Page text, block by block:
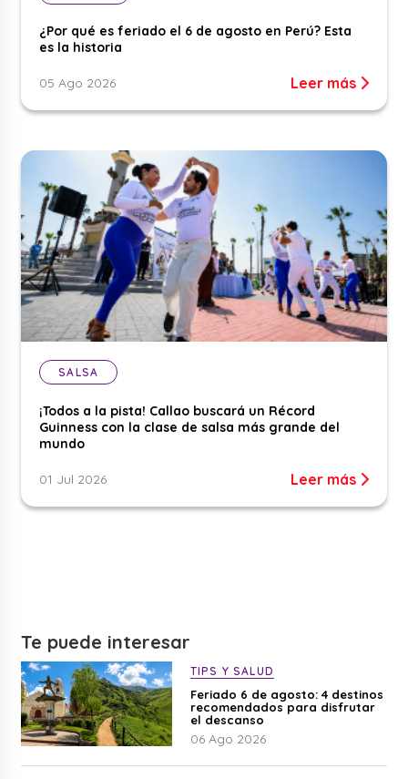
¿Por qué es feriado el 6 de agosto en Perú? Esta
es la historia
05 Ago 2026 Leer más
SALSA
¡Todos a la pista! Callao buscará un Récord
Guinness con la clase de salsa más grande del
mundo
01 Jul 2026 Leer más
Te puede interesar
TIPS Y SALUD
Feriado 6 de agosto: 4 destinos
recomendados para disfrutar
el descanso
06 Ago 2026